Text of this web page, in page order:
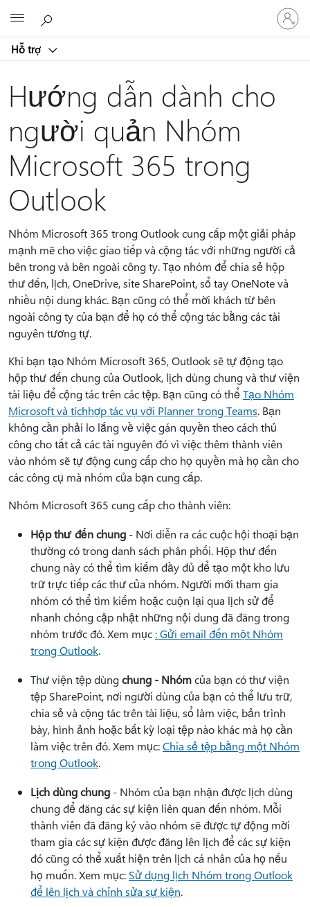
Hỗ trợ
Đăng
nhập
tài
Hướng dẫn dành cho
người quản Nhóm
Microsoft 365 trong
Outlook
Nhóm Microsoft 365 trong Outlook cung cấp một giải pháp
mạnh mẽ cho việc giao tiếp và cộng tác với những người cả
bên trong và bên ngoài công ty. Tạo nhóm để chia sẻ hộp
thư đến, lịch, OneDrive, site SharePoint, sổ tay OneNote và
nhiều nội dung khác. Bạn cũng có thể mời khách từ bên
ngoài công ty của bạn để họ có thể cộng tác bằng các tài
nguyên tương tự.
Khi bạn tạo Nhóm Microsoft 365, Outlook sẽ tự động tạo
hộp thư đến chung của Outlook, lịch dùng chung và thư viện
tài liệu để cộng tác trên các tệp. Bạn cũng có thểTạo Nhóm
Microsoft và tíchhợp tác vụ với Planner trong Teams. Bạn
không cần phải lo lắng về việc gán quyền theo cách thủ
công cho tất cả các tài nguyên đó vì việc thêm thành viên
vào nhóm sẽ tự động cung cấp cho họ quyền mà họ cần cho
các công cụ mà nhóm của bạn cung cấp.
Nhóm Microsoft 365 cung cấp cho thành viên:
Hộp thư đến chung - Nơi diễn ra các cuộc hội thoại bạn
thường có trong danh sách phân phối. Hộp thư đến
chung này có thể tìm kiếm đầy đủ để tạo một kho lưu
trữ trực tiếp các thư của nhóm. Người mới tham gia
nhóm có thể tìm kiếm hoặc cuộn lại qua lịch sử để
nhanh chóng cập nhật những nội dung đã đăng trong
nhóm trước đó. Xem mục : Gửi email đến một Nhóm
trong Outlook.
Thư viện tệp dùngchung - Nhómcủa bạn có thư viện
tệp SharePoint, nơi người dùng của bạn có thể lưu trữ,
chia sẻ và cộng tác trên tài liệu, sổ làm việc, bản trình
bày, hình ảnh hoặc bất kỳ loại tệp nào khác mà họ cần
làm việc trên đó. Xem mục:Chia sẻ tệp bằng một Nhóm
trong Outlook.
Lịch dùng chung - Nhóm của bạn nhận được lịch dùng
chung để đăng các sự kiện liên quan đến nhóm. Mỗi
thành viên đã đăng ký vào nhóm sẽ được tự động mời
tham gia các sự kiện được đăng lên lịch để các sự kiện
đó cũng có thể xuất hiện trên lịch cá nhân của họ nếu
họ muốn. Xem mục: Sử dụng lịch Nhóm trong Outlook
để lên lịch và chỉnh sửa sự kiện.